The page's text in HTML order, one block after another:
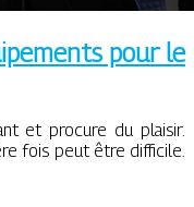
pour le
et procure du plaisir.
fois peut être difficile.